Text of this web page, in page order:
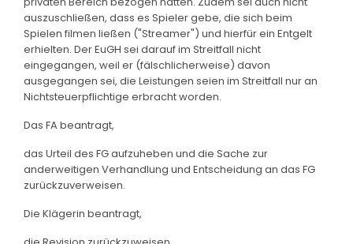
auszuschließen, dass es Spieler gebe, die sich beim
Spielen filmen ließen ("Streamer") und hierfür ein Entgelt
erhielten. Der EuGH sei darauf im Streitfall nicht
eingegangen, weil er (fälschlicherweise) davon
ausgegangen sei, die Leistungen seien im Streitfall nur an
Nichtsteuerpflichtige erbracht worden.
Das FA beantragt,
das Urteil des FG aufzuheben und die Sache zur
anderweitigen Verhandlung und Entscheidung an das FG
zurückzuverweisen.
Die Klägerin beantragt,